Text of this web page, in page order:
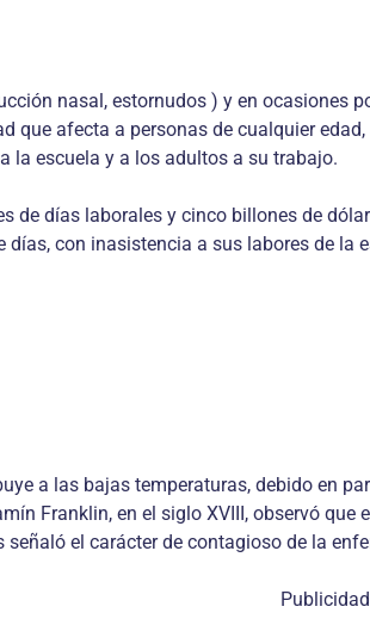
nasal, estornudos ) y en
que afecta a personas de cualquier
la escuela y a los adultos a su trabajo.
de días laborales y cinco billones de
con inasistencia a sus labores de la
a las bajas temperaturas, debido en
Franklin, en el siglo XVIII, observó
el carácter de contagioso de la
Publicidad